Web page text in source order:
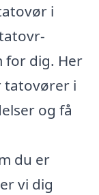
i
for dig. Her
tatovører i
og få
du er
vi dig